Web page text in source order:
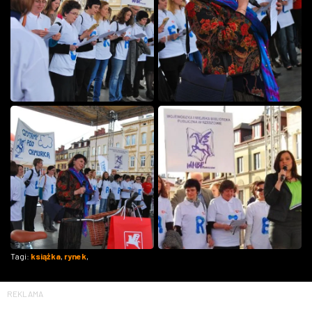
Tagi: książka, rynek,
REKLAMA